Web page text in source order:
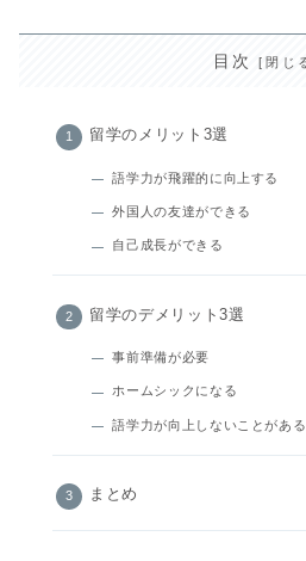
目次
留学のメリット3選
語学力が飛躍的に向上する
外国人の友達ができる
自己成長ができる
留学のデメリット3選
事前準備が必要
ホームシックになる
語学力が向上しないことがある
まとめ